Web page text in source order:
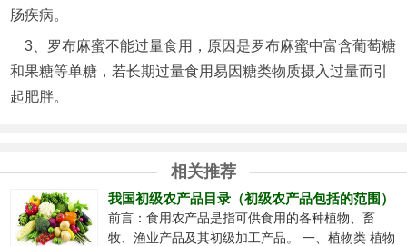
肠疾病。
3、罗布麻蜜不能过量食用，原因是罗布麻蜜中富含葡萄糖
和果糖等单糖，若长期过量食用易因糖类物质摄入过量而引
起肥胖。
相关推荐
我国初级农产品目录（初级农产品包括的范围）
前言：食用农产品是指可供食用的各种植物、畜
牧、渔业产品及其初级加工产品。 一、植物类 植物